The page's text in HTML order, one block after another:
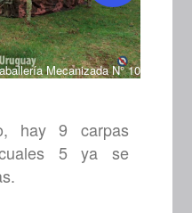
Mecanizada N° 10
hay 9 carpas
5 ya se